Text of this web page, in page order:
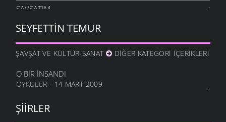
ŞAVŞATIM
METINE
17 OCAK 2012
HALA OĞLU
31 ARALIK 2011
NE OLUR OĞUL
DURDUM
SEYFETTIN TEMUR
ŞAVŞAT VE KÜLTÜR-SANAT DIĞER KATEGORI İÇERIKLERI
O BIR İNSANDI
ÖYKÜLER - 14 MART 2009
ŞIIRLER